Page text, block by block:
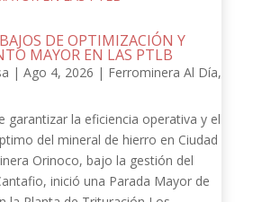
DE OPTIMIZACIÓN Y
MAYOR EN LAS PTLB
| Ago 4, 2026 | Ferrominera Al Día,
garantizar la eficiencia operativa y el
del mineral de hierro en Ciudad
Orinoco, bajo la gestión del
inició una Parada Mayor de